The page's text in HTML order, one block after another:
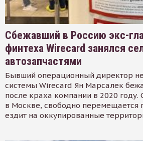
Сбежавший в Россию экс-
финтеха Wirecard занялся
автозапчастями
Бывший операционный директор
системы Wirecard Ян Марсалек
после краха компании в 2020 году.
в Москве, свободно перемещается
ездит на оккупированные